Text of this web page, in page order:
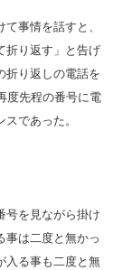
事情を話すと、
折り返す」と告げ
折り返しの電話を
度先程の番号に電
であった。
号を見ながら掛け
事は二度と無かっ
入る事も二度と無